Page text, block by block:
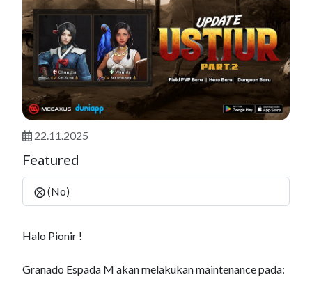
22.11.2025
Featured
⨂ (No)
Halo Pionir !
Granado Espada M akan melakukan maintenance pada: